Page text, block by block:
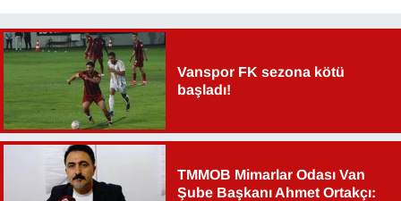
Vanspor FK sezona kötü
başladı!
TMMOB Mimarlar Odası Van
Şube Başkanı Ahmet Ortakçı: